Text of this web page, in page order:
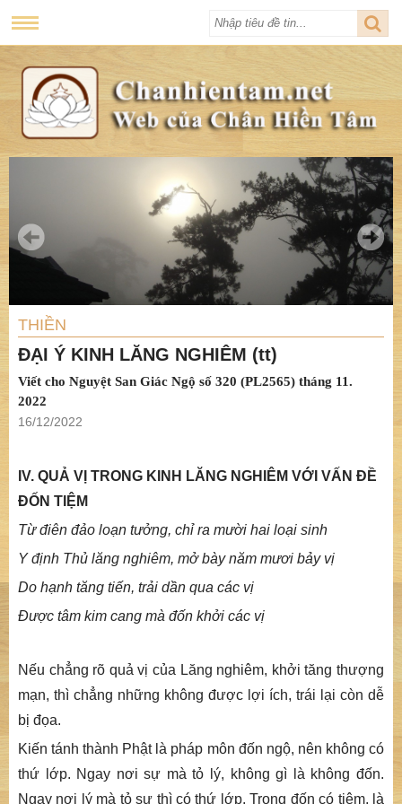
THIỀN
ĐẠI Ý KINH LĂNG NGHIÊM (tt)
Viết cho Nguyệt San Giác Ngộ số 320 (PL2565) tháng 11.
2022
16/12/2022
IV. QUẢ VỊ TRONG KINH LĂNG NGHIÊM VỚI VẤN ĐỀ
ĐỐN TIỆM
Từ điên đảo loạn tưởng, chỉ ra mười hai loại sinh
Y định Thủ lăng nghiêm, mở bày năm mươi bảy vị
Do hạnh tăng tiến, trải dần qua các vị
Được tâm kim cang mà đốn khởi các vị
Nếu chẳng rõ quả vị của Lăng nghiêm, khởi tăng thượng
mạn, thì chẳng những không được lợi ích, trái lại còn dễ
bị đọa.
Kiến tánh thành Phật là pháp môn đốn ngộ, nên không có
thứ lớp. Ngay nơi sự mà tỏ lý, không gì là không đốn.
Ngay nơi lý mà tỏ sự thì có thứ lớp. Trong đốn có tiệm, là